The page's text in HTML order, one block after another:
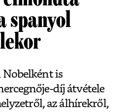
spanyol
Nobelként is
díj átvétele
az álhírekről,